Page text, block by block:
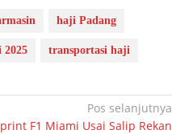
haji Padang
2025 transportasi haji
Pos selanjutnya
F1 Miami Usai Salip Rekan